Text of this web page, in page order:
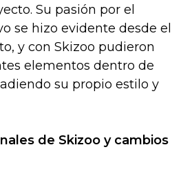
Su pasión por el
se hizo evidente desde el
y con Skizoo pudieron
elementos dentro de
su propio estilo y
de Skizoo y cambios